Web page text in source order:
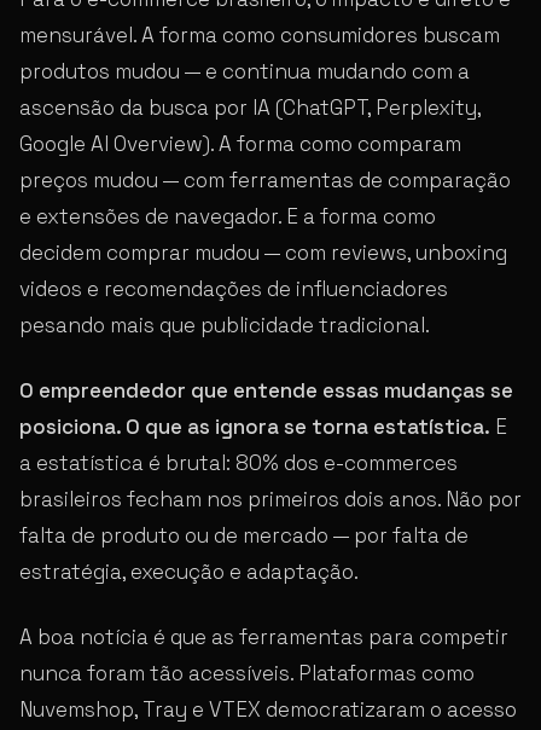
mensurável. A forma como consumidores buscam
produtos mudou — e continua mudando com a
ascensão da busca por IA (ChatGPT, Perplexity,
Google AI Overview). A forma como comparam
preços mudou — com ferramentas de comparação
e extensões de navegador. E a forma como
decidem comprar mudou — com reviews, unboxing
videos e recomendações de influenciadores
pesando mais que publicidade tradicional.
O empreendedor que entende essas mudanças se
posiciona. O que as ignora se torna estatística. E
a estatística é brutal: 80% dos e-commerces
brasileiros fecham nos primeiros dois anos. Não por
falta de produto ou de mercado — por falta de
estratégia, execução e adaptação.
A boa notícia é que as ferramentas para competir
nunca foram tão acessíveis. Plataformas como
Nuvemshop, Tray e VTEX democratizaram o acesso